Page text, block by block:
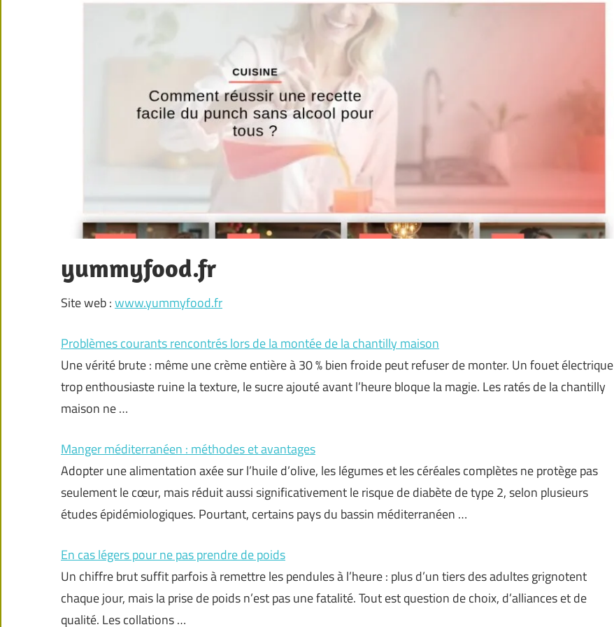
yummyfood.fr
Site web :www.yummyfood.fr
Problèmes courants rencontrés lors de la montée de la chantilly maison
Une vérité brute : même une crème entière à 30 % bien froide peut refuser de monter. Un fouet électrique
trop enthousiaste ruine la texture, le sucre ajouté avant l’heure bloque la magie. Les ratés de la chantilly
maison ne …
Manger méditerranéen : méthodes et avantages
Adopter une alimentation axée sur l’huile d’olive, les légumes et les céréales complètes ne protège pas
seulement le cœur, mais réduit aussi significativement le risque de diabète de type 2, selon plusieurs
études épidémiologiques. Pourtant, certains pays du bassin méditerranéen …
En cas légers pour ne pas prendre de poids
Un chiffre brut suffit parfois à remettre les pendules à l’heure : plus d’un tiers des adultes grignotent
chaque jour, mais la prise de poids n’est pas une fatalité. Tout est question de choix, d’alliances et de
qualité. Les collations …